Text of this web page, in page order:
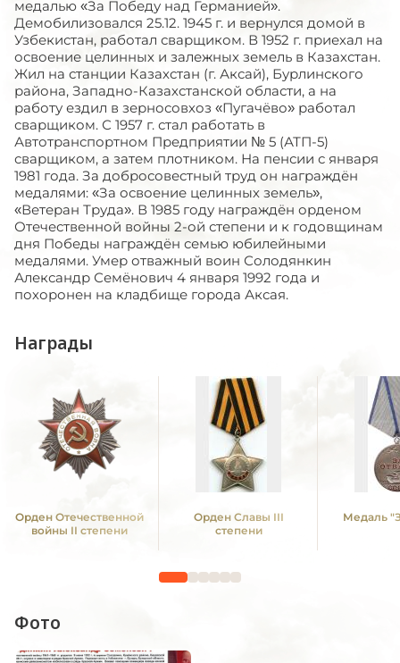
медалью «За Победу над Германией».
Демобилизовался 25.12. 1945 г. и вернулся домой в
Узбекистан, работал сварщиком. В 1952 г. приехал на
освоение целинных и залежных земель в Казахстан.
Жил на станции Казахстан (г. Аксай), Бурлинского
района, Западно-Казахстанской области, а на
работу ездил в зерносовхоз «Пугачёво» работал
сварщиком. С 1957 г. стал работать в
Автотранспортном Предприятии № 5 (АТП-5)
сварщиком, а затем плотником. На пенсии с января
1981 года. За добросовестный труд он награждён
медалями: «За освоение целинных земель»,
«Ветеран Труда». В 1985 году награждён орденом
Отечественной войны 2-ой степени и к годовщинам
дня Победы награждён семью юбилейными
медалями. Умер отважный воин Солодянкин
Александр Семёнович 4 января 1992 года и
похоронен на кладбище города Аксая.
Награды
Орден Отечественной
войны II степени
Орден Славы III
степени
Медаль
Фото